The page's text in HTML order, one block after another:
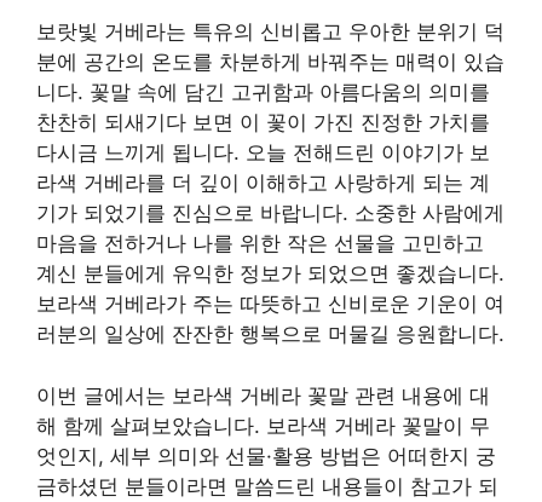
보랏빛 거베라는 특유의 신비롭고 우아한 분위기 덕
분에 공간의 온도를 차분하게 바꿔주는 매력이 있습
니다. 꽃말 속에 담긴 고귀함과 아름다움의 의미를
찬찬히 되새기다 보면 이 꽃이 가진 진정한 가치를
다시금 느끼게 됩니다. 오늘 전해드린 이야기가 보
라색 거베라를 더 깊이 이해하고 사랑하게 되는 계
기가 되었기를 진심으로 바랍니다. 소중한 사람에게
마음을 전하거나 나를 위한 작은 선물을 고민하고
계신 분들에게 유익한 정보가 되었으면 좋겠습니다.
보라색 거베라가 주는 따뜻하고 신비로운 기운이 여
러분의 일상에 잔잔한 행복으로 머물길 응원합니다.
이번 글에서는 보라색 거베라 꽃말 관련 내용에 대
해 함께 살펴보았습니다. 보라색 거베라 꽃말이 무
엇인지, 세부 의미와 선물·활용 방법은 어떠한지 궁
금하셨던 분들이라면 말씀드린 내용들이 참고가 되